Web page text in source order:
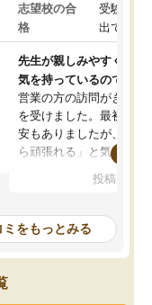
志望校の合
格
受験して
出ていな
先生が親しみやすく勉強
気を持っているので安心
営業の方の訪問がきっか
を受けました。最初は続
安もありましたが、子ど
ら頑張れる」と気に入り
ても分かりやすく、学
方を丁寧に教えてくださ
が深まっていると感じま
熱心で、一人ひとりの苦
投稿日：
をもっとみる